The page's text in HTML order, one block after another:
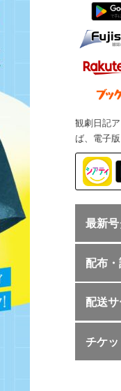
観劇日記
ば、電子
最新
配布
配送
チケ